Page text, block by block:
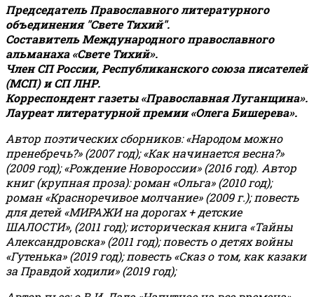
Председатель Православного литературного
объединения "Свете Тихий".
Составитель Международного православного
альманаха «Свете Тихий».
Член СП России, Республиканского союза писателей
(МСП) и СП ЛНР.
Корреспондент газеты «Православная Луганщина».
Лауреат литературной премии «Олега Бишерева».
Автор поэтических сборников: «Народом можно
пренебречь?» (2007 год); «Как начинается весна?»
(2009 год); «Рождение Новороссии» (2016 год). Автор
книг (крупная проза): роман «Ольга» (2010 год);
роман «Красноречивое молчание» (2009 г.); повесть
для детей «МИРАЖИ на дорогах + детские
ШАЛОСТИ», (2011 год); историческая книга «Тайны
Александровска» (2011 год); повесть о детях войны
«Гутенька» (2019 год); повесть «Сказ о том, как казаки
за Правдой ходили» (2019 год);